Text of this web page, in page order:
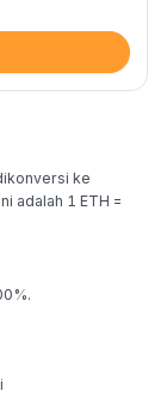
ke
adalah 1 ETH =